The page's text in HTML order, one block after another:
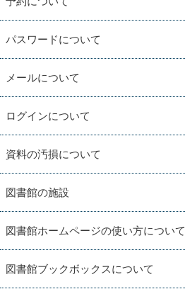
パスワードについて
メールについて
ログインについて
資料の汚損について
図書館の施設
図書館ホームページの使い方について
図書館ブックボックスについて